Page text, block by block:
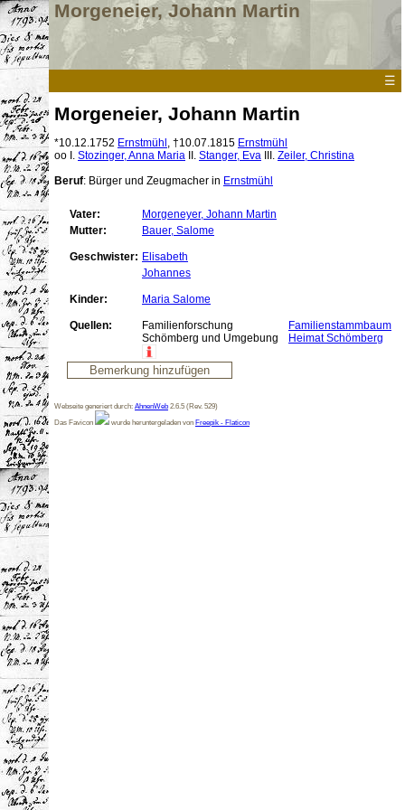
Morgeneier, Johann Martin
☰
Morgeneier, Johann Martin
*10.12.1752 Ernstmühl , †10.07.1815 Ernstmühl
oo I. Stozinger, Anna Maria II. Stanger, Eva III. Zeiler, Christina
Beruf: Bürger und Zeugmacher in Ernstmühl
Vater:
Morgeneyer, Johann Martin
Mutter:
Bauer, Salome
Geschwister: Elisabeth
Johannes
Kinder: Maria Salome
Quellen:
Familienforschung
Schömberg und Umgebung
Familienstammbaum
Heimat Schömberg
Webseite generiert durch: AhnenWeb 2.6.5 (Rev. 529)
Das Favicon
wurde heruntergeladen von Freepik - Flaticon